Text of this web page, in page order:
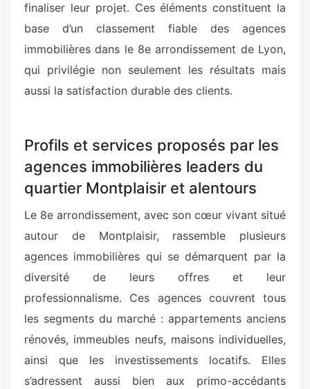
finaliser leur projet. Ces éléments constituent la
base d’un classement fiable des agences
immobilières dans le 8e arrondissement de Lyon,
qui privilégie non seulement les résultats mais
aussi la satisfaction durable des clients.
Profils et services proposés par les
agences immobilières leaders du
quartier Montplaisir et alentours
Le 8e arrondissement, avec son cœur vivant situé
autour de Montplaisir, rassemble plusieurs
agences immobilières qui se démarquent par la
diversité de leurs offres et leur
professionnalisme. Ces agences couvrent tous
les segments du marché : appartements anciens
rénovés, immeubles neufs, maisons individuelles,
ainsi que les investissements locatifs. Elles
s’adressent aussi bien aux primo-accédants